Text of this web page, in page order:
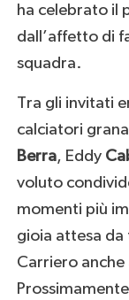
ha celebrato il
dall’affetto di
squadra.
Tra gli invitati
calciatori
Berra, Eddy
voluto
momenti più
gioia attesa
Carriero